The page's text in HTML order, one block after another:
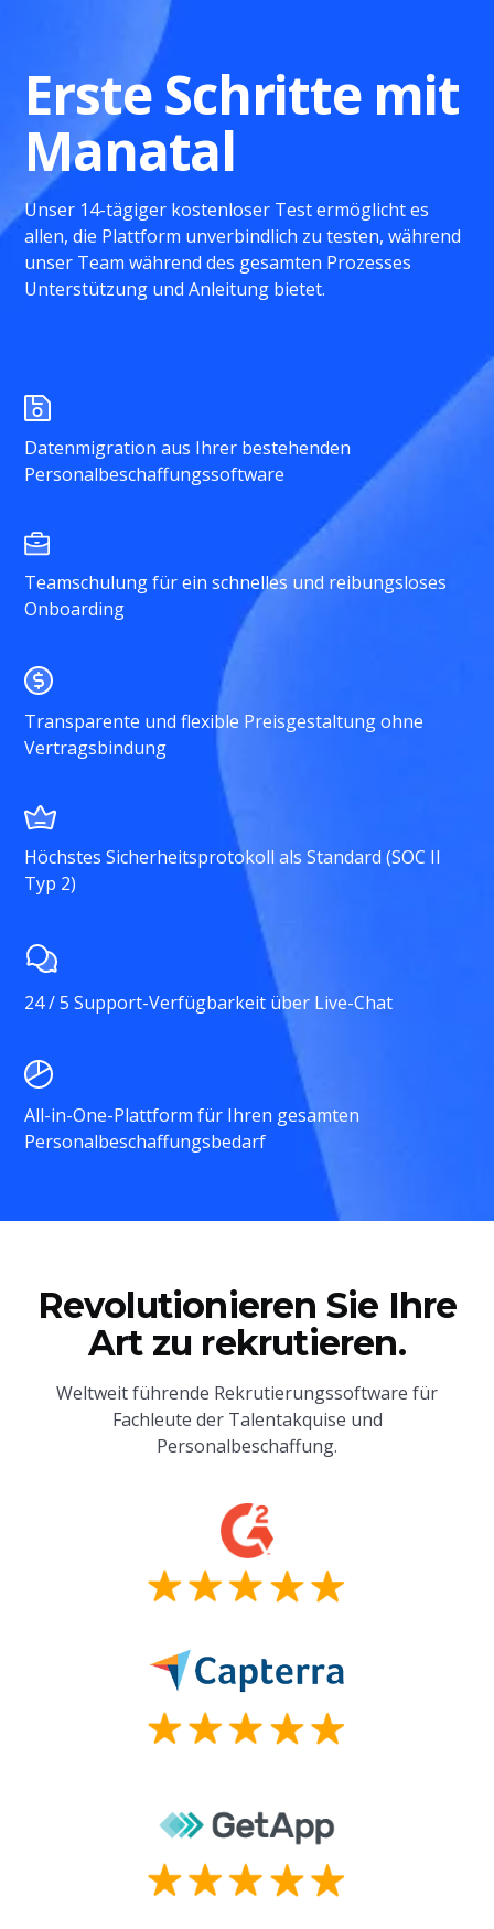
Erste Schritte mit
Manatal
Unser 14-tägiger kostenloser Test ermöglicht es
allen, die Plattform unverbindlich zu testen, während
unser Team während des gesamten Prozesses
Unterstützung und Anleitung bietet.
Datenmigration aus Ihrer bestehenden
Personalbeschaffungssoftware
Teamschulung für ein schnelles und reibungsloses
Onboarding
Transparente und flexible Preisgestaltung ohne
Vertragsbindung
Höchstes Sicherheitsprotokoll als Standard (SOC II
Typ 2)
24 / 5 Support-Verfügbarkeit über Live-Chat
All-in-One-Plattform für Ihren gesamten
Personalbeschaffungsbedarf
Revolutionieren Sie Ihre
Art zu rekrutieren.
Weltweit führende Rekrutierungssoftware für
Fachleute der Talentakquise und
Personalbeschaffung.